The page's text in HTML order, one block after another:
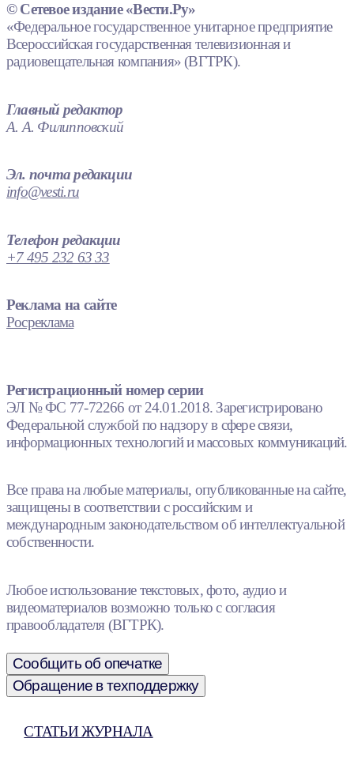
© Сетевое издание «Вести.Ру»
«Федеральное государственное унитарное предприятие
Всероссийская государственная телевизионная и
радиовещательная компания» (ВГТРК).
Главный редактор
А. А. Филипповский
Эл. почта редакции
info@vesti.ru
Телефон редакции
+7 495 232 63 33
Реклама на сайте
Росреклама
Регистрационный номер серии
ЭЛ № ФС 77-72266 от 24.01.2018. Зарегистрировано
Федеральной службой по надзору в сфере связи,
информационных технологий и массовых коммуникаций.
Все права на любые материалы, опубликованные на сайте,
защищены в соответствии с российским и
международным законодательством об интеллектуальной
собственности.
Любое использование текстовых, фото, аудио и
видеоматериалов возможно только с согласия
правообладателя (ВГТРК).
Сообщить об опечатке
Обращение в техподдержку
СТАТЬИ ЖУРНАЛА